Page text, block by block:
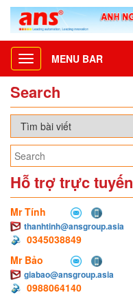
Toggle
navigation
MENU BAR
Search
Hỗ trợ trực tuyến
Mr Tính
thanhtinh@ansgroup.asia
0345038849
Mr Bảo
giabao@ansgroup.asia
0988064140